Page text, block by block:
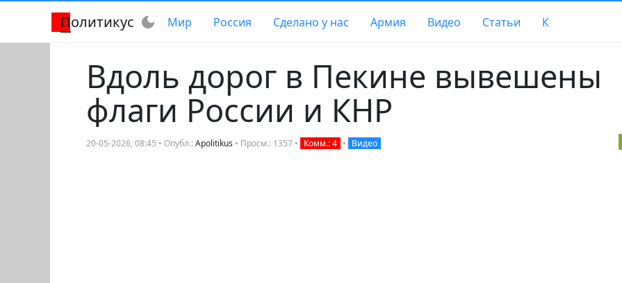
Политикус dark_mode Мир Россия Сделано у нас Армия Видео Статьи К
Вдоль дорог в Пекине вывешены
флаги России и КНР
20-05-2026, 08:45 • Опубл.:Apolitikus • Просм.: 1357 • Комм.: 4 • Видео